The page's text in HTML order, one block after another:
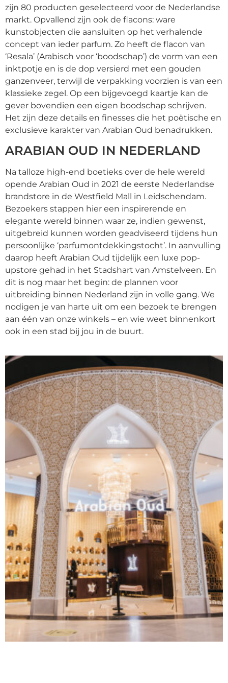
zijn 80 producten geselecteerd voor de Nederlandse
markt. Opvallend zijn ook de flacons: ware
kunstobjecten die aansluiten op het verhalende
concept van ieder parfum. Zo heeft de flacon van
‘Resala’ (Arabisch voor ‘boodschap’) de vorm van een
inktpotje en is de dop versierd met een gouden
ganzenveer, terwijl de verpakking voorzien is van een
klassieke zegel. Op een bijgevoegd kaartje kan de
gever bovendien een eigen boodschap schrijven.
Het zijn deze details en finesses die het poëtische en
exclusieve karakter van Arabian Oud benadrukken.
ARABIAN OUD IN NEDERLAND
Na talloze high-end boetieks over de hele wereld
opende Arabian Oud in 2021 de eerste Nederlandse
brandstore in de Westfield Mall in Leidschendam.
Bezoekers stappen hier een inspirerende en
elegante wereld binnen waar ze, indien gewenst,
uitgebreid kunnen worden geadviseerd tijdens hun
persoonlijke ‘parfumontdekkingstocht’. In aanvulling
daarop heeft Arabian Oud tijdelijk een luxe pop-
upstore gehad in het Stadshart van Amstelveen. En
dit is nog maar het begin: de plannen voor
uitbreiding binnen Nederland zijn in volle gang. We
nodigen je van harte uit om een bezoek te brengen
aan één van onze winkels – en wie weet binnenkort
ook in een stad bij jou in de buurt.